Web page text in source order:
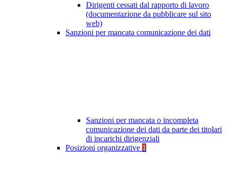
Dirigenti cessati dal rapporto di lavoro
(documentazione da pubblicare sul sito
web)
Sanzioni per mancata comunicazione dei dati
Sanzioni per mancata o incompleta
comunicazione dei dati da parte dei titolari
di incarichi dirigenziali
Posizioni organizzative 1